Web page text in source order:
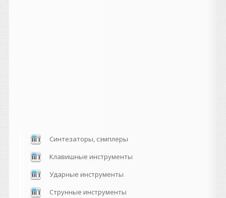
Синтезаторы, сэмплеры
Клавишные инструменты
Ударные инструменты
Струнные инструменты